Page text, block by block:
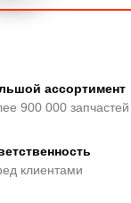
ассортимент
900 000 запчастей
клиентами